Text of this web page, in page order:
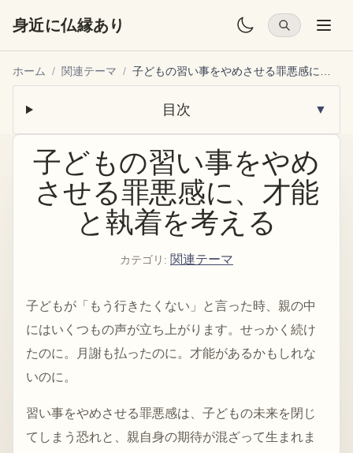
身近に仏縁あり
ホーム / 関連テーマ /
目次 ▼
子どもの習い事をやめ
させる罪悪感に、才能
と執着を考える
カテゴリ : 関連テーマ
子どもが「もう行きたくない」と言った時、親の中
にはいくつもの声が立ち上がります。せっかく続け
たのに。月謝も払ったのに。才能があるかもしれな
いのに。
習い事をやめさせる罪悪感は、子どもの未来を閉じ
てしまう恐れと、親自身の期待が混ざって生まれま